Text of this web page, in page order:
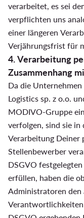
verarbeitet, es sei
verpflichten uns
einer längeren
Verjährungsfrist für
4. Verarbeitung
Zusammenhang
Da die
Logistics sp. z o.o.
MODIVO-Gruppe
verfolgen, sind sie in
Verarbeitung Deiner
Stellenbewerber
DSGVO
erfüllen, haben die
Administratoren den